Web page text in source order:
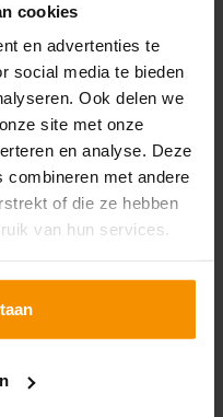
cookies
en advertenties te
social media te bieden
Ook delen we
site met onze
en analyse. Deze
combineren met andere
of die ze hebben
van hun services.
om de regeling te
daarvan is per 2025
het belastingvrije
de salarisnormen